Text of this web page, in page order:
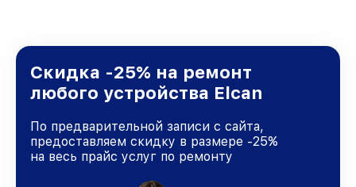
Скидка -25% на ремонт
любого устройства Elcan
По предварительной записи с сайта,
предоставляем скидку в размере -25%
на весь прайс услуг по ремонту